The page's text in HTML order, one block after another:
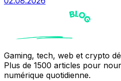
Gaming, tech, web et crypto
Plus de 1500 articles pour
numérique quotidienne.